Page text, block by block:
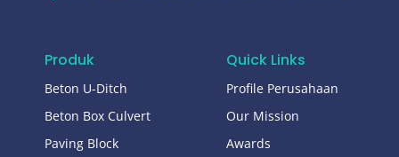
Produk
Beton U-Ditch
Beton Box Culvert
Paving Block
Quick Links
Profile Perusahaan
Our Mission
Awards